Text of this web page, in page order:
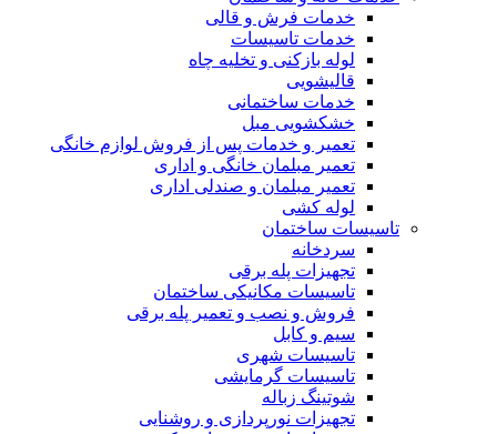
خدمات فرش و قالی
خدمات تاسیسات
لوله بازکنی و تخلیه چاه
قالیشویی
خدمات ساختمانی
خشکشویی مبل
تعمیر و خدمات پس از فروش لوازم خانگی
تعمیر مبلمان خانگی و اداری
تعمیر مبلمان و صندلی اداری
لوله کشی
تاسیسات ساختمان
سردخانه
تجهیزات پله برقی
تاسیسات مکانیکی ساختمان
فروش و نصب و تعمیر پله برقی
سیم و کابل
تاسیسات شهری
تاسیسات گرمایشی
شوتینگ زباله
تجهیزات نورپردازی و روشنایی